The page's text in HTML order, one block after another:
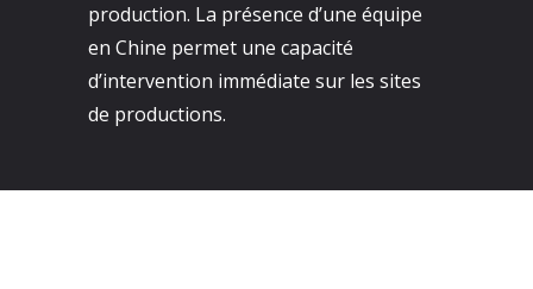
production. La présence d’une équipe
en Chine permet une capacité
d’intervention immédiate sur les sites
de productions.